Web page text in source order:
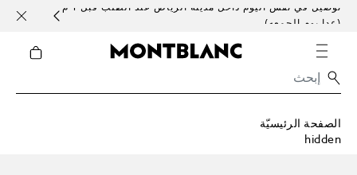
توصيل في نفس اليوم داخل مدينة الرياض عند الطلب قبل 1 م
(عدا يوم الجمعه)
الصفحة الرئيسيّة
hidden